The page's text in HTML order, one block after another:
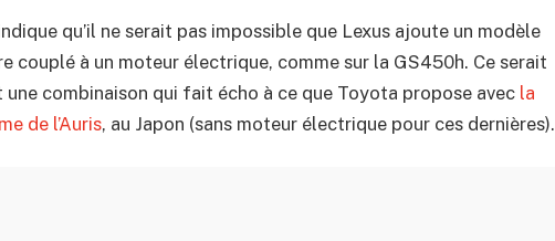
qu’il ne serait pas impossible que Lexus ajoute un modèle
couplé à un moteur électrique, comme sur la GS450h. Ce serait
une combinaison qui fait écho à ce que Toyota propose avec la
de l’Auris, au Japon (sans moteur électrique pour ces dernières).